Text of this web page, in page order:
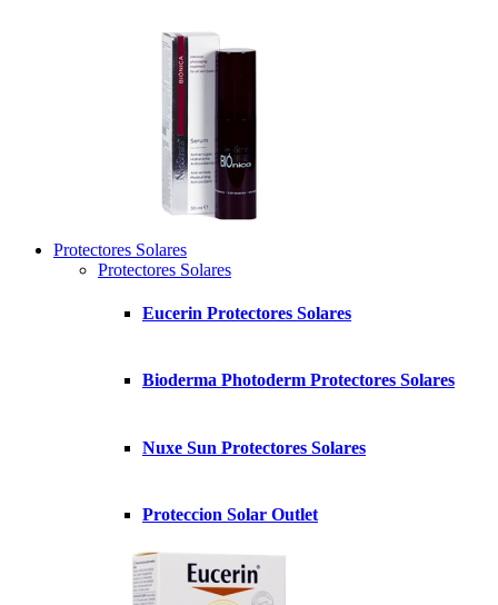
Protectores Solares
Protectores Solares
Eucerin Protectores Solares
Bioderma Photoderm Protectores Solares
Nuxe Sun Protectores Solares
Proteccion Solar Outlet